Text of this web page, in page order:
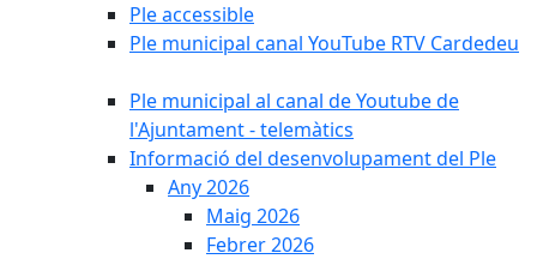
Ple accessible
Ple municipal canal YouTube RTV Cardedeu
Ple municipal al canal de Youtube de
l'Ajuntament - telemàtics
Informació del desenvolupament del Ple
Any 2026
Maig 2026
Febrer 2026